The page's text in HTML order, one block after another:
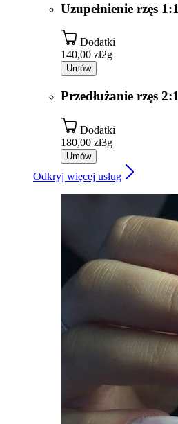
Uzupełnienie rzęs 1:1
Dodatki
140,00 zł2g
Umów
Przedłużanie rzęs 2:1
Dodatki
180,00 zł3g
Umów
Odkryj więcej usług